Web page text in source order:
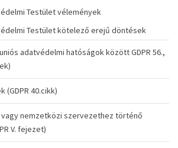
Testület vélemények
Testület kötelező erejű döntések
adatvédelmi hatóságok között GDPR 56.,
(GDPR 40.cikk)
vagy nemzetközi szervezethez történő
V. fejezet)